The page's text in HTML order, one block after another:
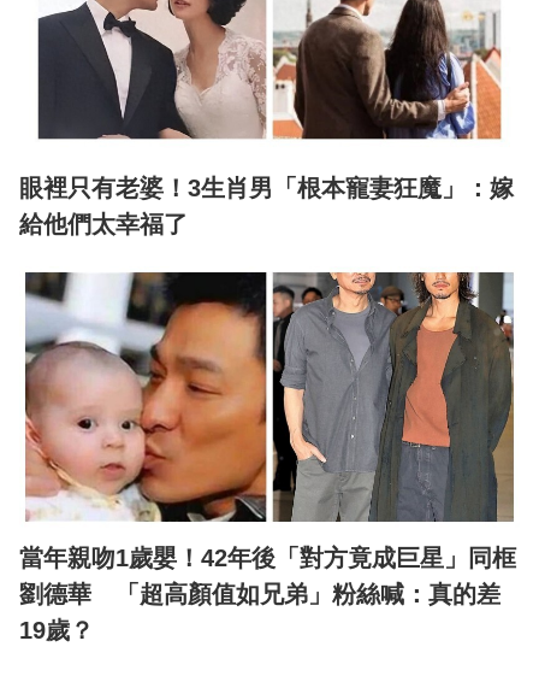
眼裡只有老婆！3生肖男「根本寵妻狂魔」：嫁
給他們太幸福了
當年親吻1歲嬰！42年後「對方竟成巨星」同框
劉德華 「超高顏值如兄弟」粉絲喊：真的差
19歲？